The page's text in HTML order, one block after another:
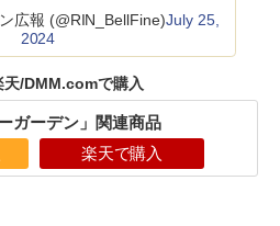
広報 (@RIN_BellFine)July 25,
2024
/DMM.comで購入
ガーデン」関連商品
楽天で購入